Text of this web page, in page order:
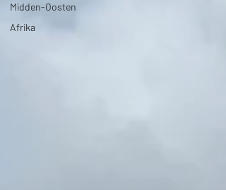
Midden-Oosten
Afrika